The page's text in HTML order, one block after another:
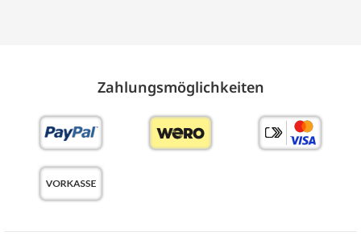
Zahlungs­möglich­keiten